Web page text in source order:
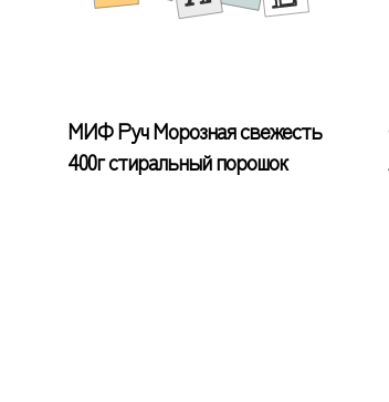
МИФ Руч Морозная свежесть
400г стиральный порошок